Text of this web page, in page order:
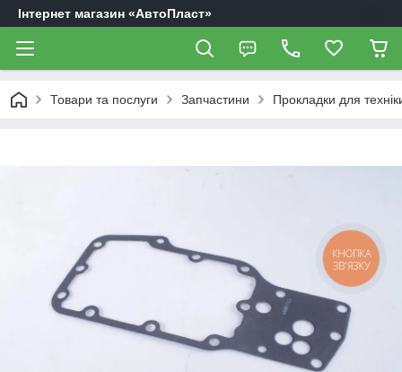
Інтернет магазин «АвтоПласт»
Товари та послуги Запчастини Прокладки для
КНОПКА
ЗВ'ЯЗКУ